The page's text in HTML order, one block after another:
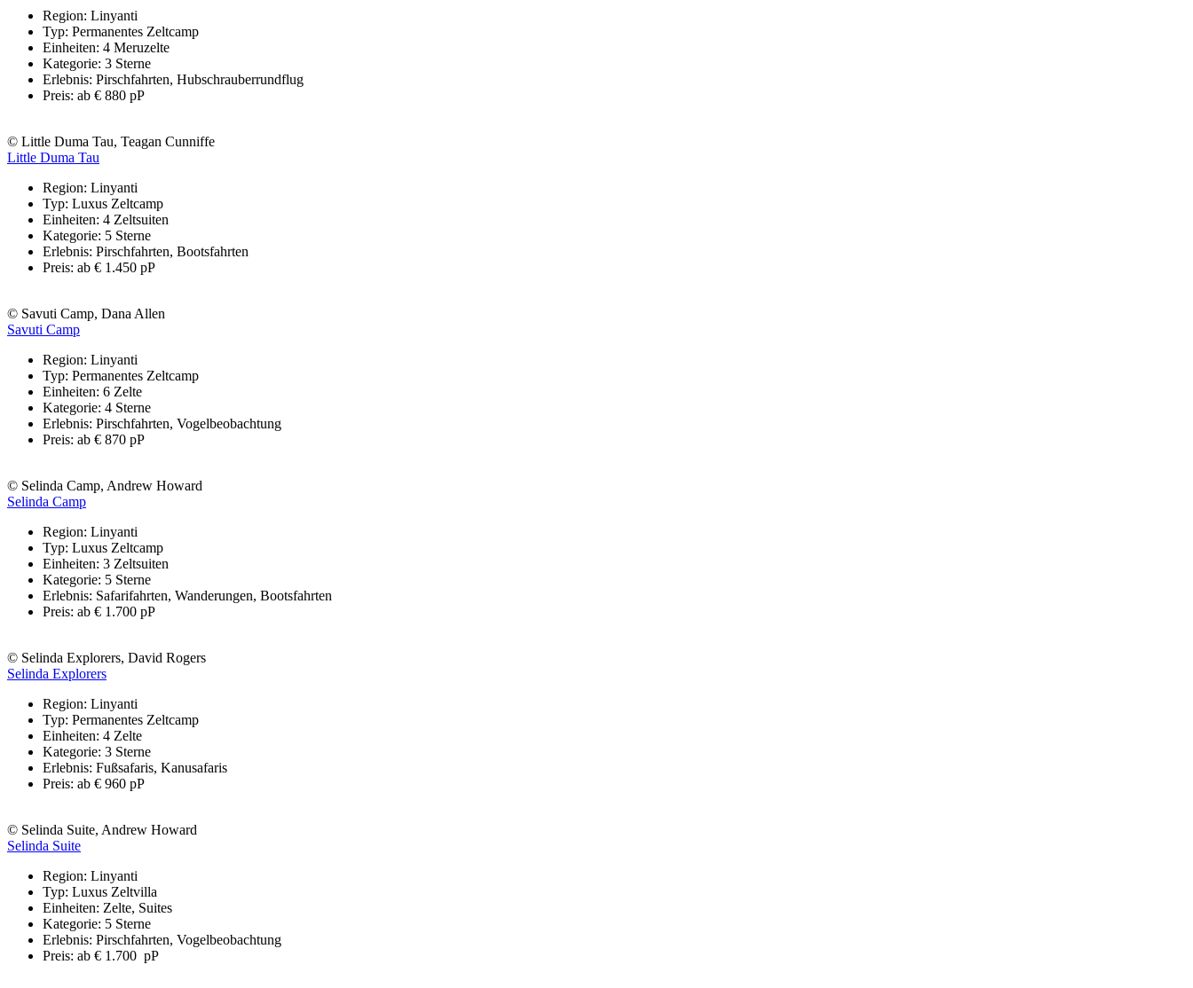
Region: Linyanti
Typ: Permanentes Zeltcamp
Einheiten: 4 Meruzelte
Kategorie: 3 Sterne
Erlebnis: Pirschfahrten, Hubschrauberrundflug
Preis: ab € 880 pP
© Little Duma Tau, Teagan Cunniffe
Little Duma Tau
Region: Linyanti
Typ: Luxus Zeltcamp
Einheiten: 4 Zeltsuiten
Kategorie: 5 Sterne
Erlebnis: Pirschfahrten, Bootsfahrten
Preis: ab € 1.450 pP
© Savuti Camp, Dana Allen
Savuti Camp
Region: Linyanti
Typ: Permanentes Zeltcamp
Einheiten: 6 Zelte
Kategorie: 4 Sterne
Erlebnis: Pirschfahrten, Vogelbeobachtung
Preis: ab € 870 pP
© Selinda Camp, Andrew Howard
Selinda Camp
Region: Linyanti
Typ: Luxus Zeltcamp
Einheiten: 3 Zeltsuiten
Kategorie: 5 Sterne
Erlebnis: Safarifahrten, Wanderungen, Bootsfahrten
Preis: ab € 1.700 pP
© Selinda Explorers, David Rogers
Selinda Explorers
Region: Linyanti
Typ: Permanentes Zeltcamp
Einheiten: 4 Zelte
Kategorie: 3 Sterne
Erlebnis: Fußsafaris, Kanusafaris
Preis: ab € 960 pP
© Selinda Suite, Andrew Howard
Selinda Suite
Region: Linyanti
Typ: Luxus Zeltvilla
Einheiten: Zelte, Suites
Kategorie: 5 Sterne
Erlebnis: Pirschfahrten, Vogelbeobachtung
Preis: ab € 1.700 pP